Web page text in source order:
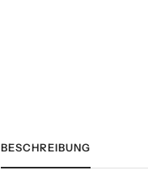
BESCHREIBUNG